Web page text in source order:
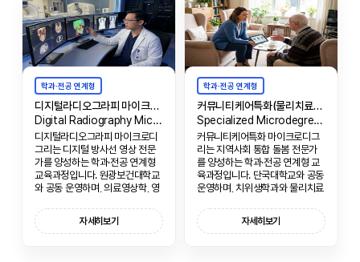
학과·전공 연계형
디지털라디오그라피 마이크로디그리
Digital Radiography Micro-Degree
디지털라디오그라피 마이크로디
그리는 디지털 방사선 영상 전문
가를 양성하는 학과·전공 연계형
교육과정입니다. 원광보건대학교
와 공동 운영하며, 의료영상학, 영
를 융합하여 차세대 방사선사로서
의 실무 역량을 함양합니다.
자세히보기
학과·전공 연계형
커뮤니티케어특화(물리치료학과) 마이크로디그리
Specialized Microdegree in Community Care
커뮤니티케어특화 마이크로디그
리는 지역사회 통합 돌봄 전문가
를 양성하는 학과·전공 연계형 교
육과정입니다. 단국대학교와 공동
운영하며, 치위생학과와 물리치료
애인 대상 커뮤니티케어 실무 역
량을 함양합니다.
자세히보기